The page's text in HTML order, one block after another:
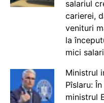
salariul
carierei,
venituri
la
mici
Ministrul
Pîslaru:
ministrul